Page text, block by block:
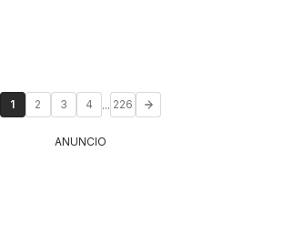
1 2 3 4 ... 226
ANUNCIO